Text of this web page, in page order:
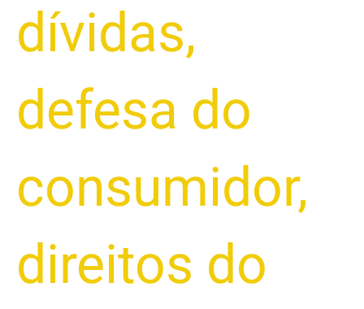
dívidas,
defesa do
consumidor,
direitos do